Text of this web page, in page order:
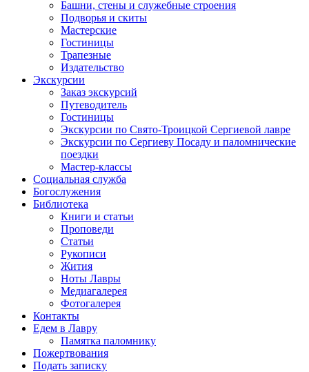
Башни, стены и служебные строения
Подворья и скиты
Мастерские
Гостиницы
Трапезные
Издательство
Экскурсии
Заказ экскурсий
Путеводитель
Гостиницы
Экскурсии по Свято-Троицкой Сергиевой лавре
Экскурсии по Сергиеву Посаду и паломнические
поездки
Мастер-классы
Социальная служба
Богослужения
Библиотека
Книги и статьи
Проповеди
Статьи
Рукописи
Жития
Ноты Лавры
Медиагалерея
Фотогалерея
Контакты
Едем в Лавру
Памятка паломнику
Пожертвования
Подать записку